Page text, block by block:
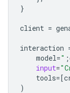
}
client =
interaction
model="
input=
tools=[
)